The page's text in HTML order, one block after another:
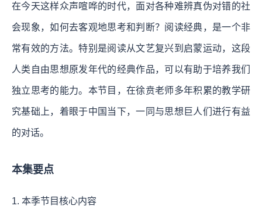
在今天这样众声喧哗的时代，面对各种难辨真伪对错的社
会现象，如何去客观地思考和判断？阅读经典，是一个非
常有效的方法。特别是阅读从文艺复兴到启蒙运动，这段
人类自由思想原发年代的经典作品，可以有助于培养我们
独立思考的能力。本节目，在徐贲老师多年积累的教学研
究基础上，着眼于中国当下，一同与思想巨人们进行有益
的对话。
本集要点
1. 本季节目核心内容